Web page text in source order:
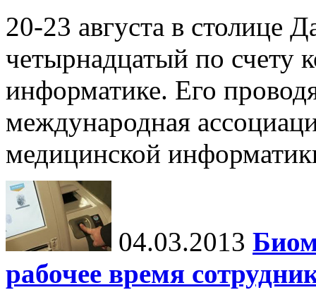
20-23 августа в столице
четырнадцатый по счету
информатике. Его
международная
медицинской
04.03.2013
рабочее время